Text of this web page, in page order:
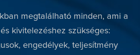
Rólunk
Kapcsolat
megtalálható minden, ami a
kivitelezéshez szükséges:
engedélyek, teljesítmény